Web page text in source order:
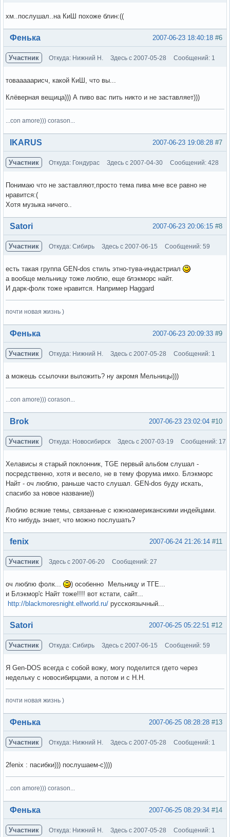
хм..послушал..на КиШ похоже блин:((
Вне форума #6
2007-06-23 18:40:18
Фенька
Участник Откуда: Нижний Н. Здесь с 2007-05-28 Сообщений: 1
товааааарисч, какой КиШ, что вы...
Клёверная вещица))) А пиво вас пить никто и не заставляет)))
...con amore))) corason...
Вне форума #7
2007-06-23 19:08:28
IKARUS
Участник Откуда: Гондурас Здесь с 2007-04-30 Сообщений: 428
Понимаю что не заставляют,просто тема пива мне все равно не
нравится:(
Хотя музыка ничего..
Вне форума #8
2007-06-23 20:06:15
Satori
Участник Откуда: Сибирь Здесь с 2007-06-15 Сообщений: 59
есть такая группа GEN-dos стиль этно-тува-индастриал
а вообще мельницу тоже люблю, еще блэкморс найт.
И дарк-фолк тоже нравится. Например Haggard
почти новая жизнь )
Вне форума #9
2007-06-23 20:09:33
Фенька
Участник Откуда: Нижний Н. Здесь с 2007-05-28 Сообщений: 1
а можешь ссылочки выложить? ну акромя Мельницы)))
...con amore))) corason...
Вне форума #10
2007-06-23 23:02:04
Brok
Участник Откуда: Новосибирск Здесь с 2007-03-19 Сообщений: 17
Хелависы я старый поклонник, TGE первый альбом слушал -
посредственно, хотя и весело, не в тему форума имхо. Блэкморс
Найт - оч люблю, раньше часто слушал. GEN-dos буду искать,
спасибо за новое название))
Люблю всякие темы, связанные с южноамериканскими индейцами.
Кто нибудь знает, что можно послушать?
Вне форума #11
2007-06-24 21:26:14
fenix
Участник Здесь с 2007-06-20 Сообщений: 27
оч люблю фолк...
) особенно Мельницу и ТГЕ...
и Блэкмор'с Найт тоже!!!! вот кстати, сайт...
http://blackmoresnight.elfworld.ru/ русскоязычный...
Вне форума #12
2007-06-25 05:22:51
Satori
Участник Откуда: Сибирь Здесь с 2007-06-15 Сообщений: 59
Я Gen-DOS всегда с собой вожу, могу поделится гдето через
недельку с новосибирцами, а потом и с Н.Н.
почти новая жизнь )
Вне форума #13
2007-06-25 08:28:28
Фенька
Участник Откуда: Нижний Н. Здесь с 2007-05-28 Сообщений: 1
2fenix : пасибки))) послушаем-с))))
...con amore))) corason...
Вне форума #14
2007-06-25 08:29:34
Фенька
Участник Откуда: Нижний Н. Здесь с 2007-05-28 Сообщений: 1